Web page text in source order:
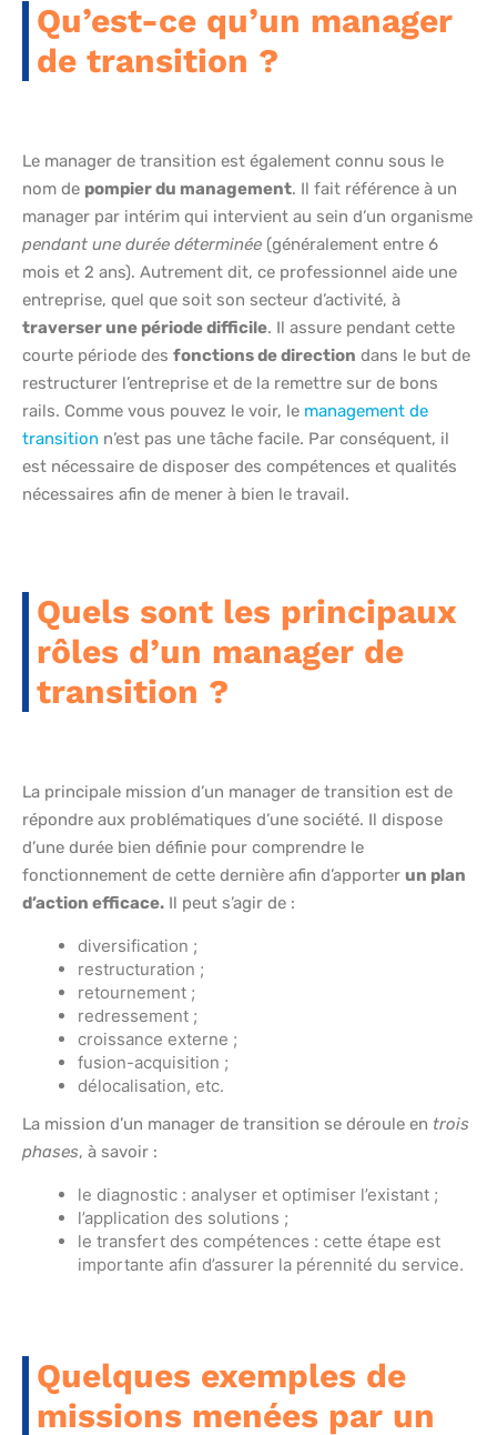
Qu’est-ce qu’un manager
de transition ?
Le manager de transition est également connu sous le
nom de pompier du management. Il fait référence à un
manager par intérim qui intervient au sein d’un organisme
pendant une durée déterminée (généralement entre 6
mois et 2 ans). Autrement dit, ce professionnel aide une
entreprise, quel que soit son secteur d’activité, à
traverser une période difficile. Il assure pendant cette
courte période des fonctions de direction dans le but de
restructurer l’entreprise et de la remettre sur de bons
rails. Comme vous pouvez le voir, le management de
transition n’est pas une tâche facile. Par conséquent, il
est nécessaire de disposer des compétences et qualités
nécessaires afin de mener à bien le travail.
Quels sont les principaux
rôles d’un manager de
transition ?
La principale mission d’un manager de transition est de
répondre aux problématiques d’une société. Il dispose
d’une durée bien définie pour comprendre le
fonctionnement de cette dernière afin d’apporter un plan
d’action efficace. Il peut s’agir de :
diversification ;
restructuration ;
retournement ;
redressement ;
croissance externe ;
fusion-acquisition ;
délocalisation, etc.
La mission d’un manager de transition se déroule en trois
phases, à savoir :
le diagnostic : analyser et optimiser l’existant ;
l’application des solutions ;
le transfert des compétences : cette étape est
importante afin d’assurer la pérennité du service.
Quelques exemples de
missions menées par un